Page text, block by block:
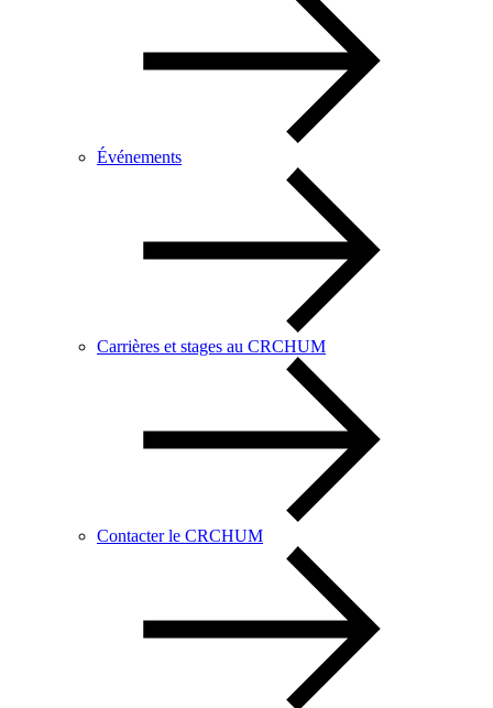
Événements
Carrières et stages au CRCHUM
Contacter le CRCHUM